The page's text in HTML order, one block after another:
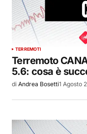
TERREMOTI
Terremoto
5.6: cosa è
di Andrea Bosetti1 Agosto